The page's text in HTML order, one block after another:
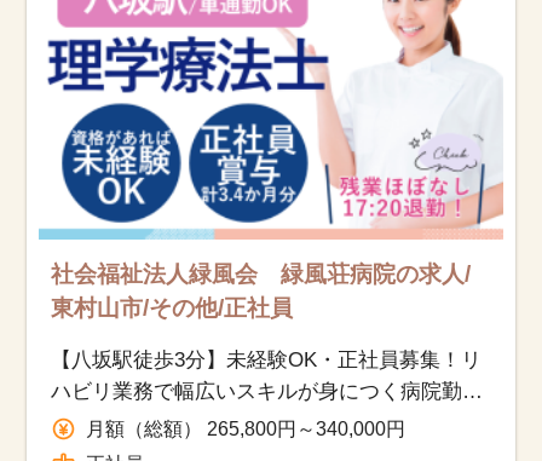
医療事務求人ドットコムとは
サイトの使い方
就職サポート
人材をお探しの医療機関・企業様
運営会社
社会福祉法人緑風会 緑風荘病院の求人/
東村山市/その他/正社員
【八坂駅徒歩3分】未経験OK・正社員募集！リ
ハビリ業務で幅広いスキルが身につく病院勤務
◎
月額（総額） 265,800円～340,000円